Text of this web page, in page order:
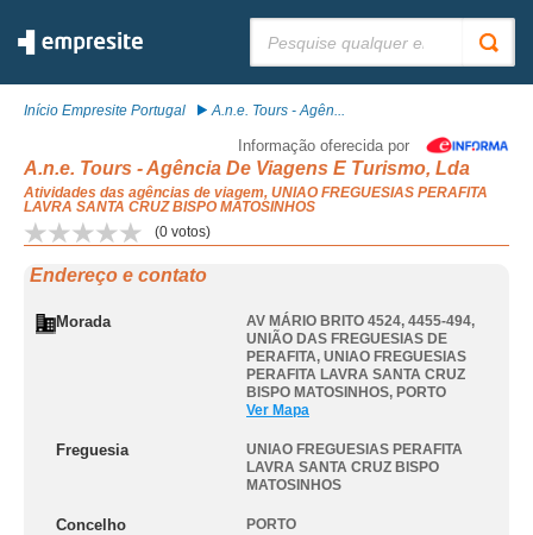
Início Empresite Portugal A.n.e. Tours - Agên...
Informação oferecida por
A.n.e. Tours - Agência De Viagens E Turismo, Lda
Atividades das agências de viagem, UNIAO FREGUESIAS PERAFITA
LAVRA SANTA CRUZ BISPO MATOSINHOS
(0 votos)
Endereço e contato
Morada
AV MÁRIO BRITO 4524, 4455-494,
UNIÃO DAS FREGUESIAS DE
PERAFITA, UNIAO FREGUESIAS
PERAFITA LAVRA SANTA CRUZ
BISPO MATOSINHOS, PORTO
Ver Mapa
Freguesia
UNIAO FREGUESIAS PERAFITA
LAVRA SANTA CRUZ BISPO
MATOSINHOS
Concelho PORTO